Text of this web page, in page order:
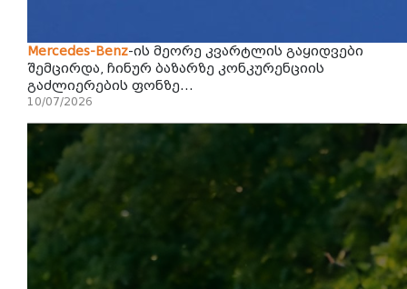
Mercedes-Benz-ის მეორე კვარტლის გაყიდვები
შემცირდა, ჩინურ ბაზარზე კონკურენციის
გაძლიერების ფონზე...
10/07/2026